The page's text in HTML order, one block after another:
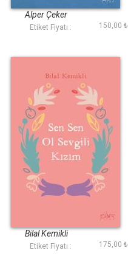
Alper Çeker
Etiket Fiyatı : 150,00 ₺
Bilal Kemikli
Etiket Fiyatı : 175,00 ₺